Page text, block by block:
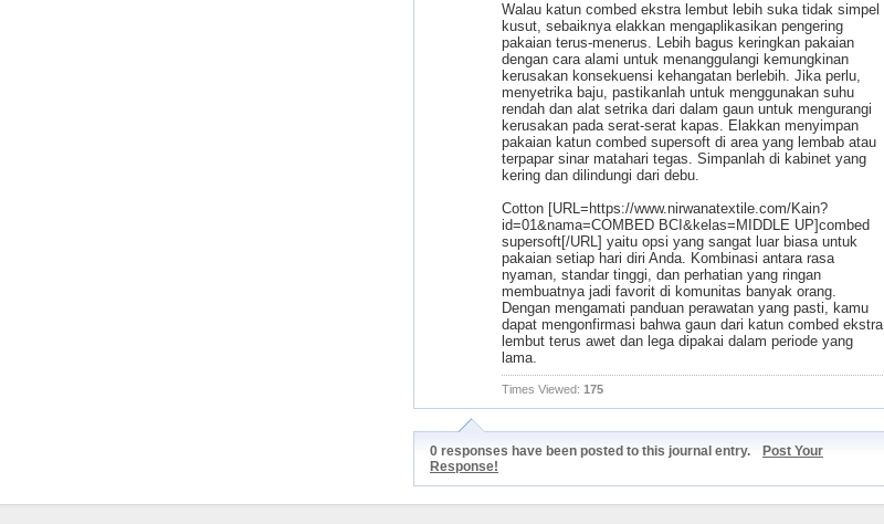
Walau katun combed ekstra lembut lebih suka tidak simpel
kusut, sebaiknya elakkan mengaplikasikan pengering
pakaian terus-menerus. Lebih bagus keringkan pakaian
dengan cara alami untuk menanggulangi kemungkinan
kerusakan konsekuensi kehangatan berlebih. Jika perlu,
menyetrika baju, pastikanlah untuk menggunakan suhu
rendah dan alat setrika dari dalam gaun untuk mengurangi
kerusakan pada serat-serat kapas. Elakkan menyimpan
pakaian katun combed supersoft di area yang lembab atau
terpapar sinar matahari tegas. Simpanlah di kabinet yang
kering dan dilindungi dari debu.
Cotton [URL=https://www.nirwanatextile.com/Kain?
id=01&nama=COMBED BCI&kelas=MIDDLE UP]combed
supersoft[/URL] yaitu opsi yang sangat luar biasa untuk
pakaian setiap hari diri Anda. Kombinasi antara rasa
nyaman, standar tinggi, dan perhatian yang ringan
membuatnya jadi favorit di komunitas banyak orang.
Dengan mengamati panduan perawatan yang pasti, kamu
dapat mengonfirmasi bahwa gaun dari katun combed ekstra
lembut terus awet dan lega dipakai dalam periode yang
lama.
Times Viewed: 175
0 responses have been posted to this journal entry.
Post Your
Response!